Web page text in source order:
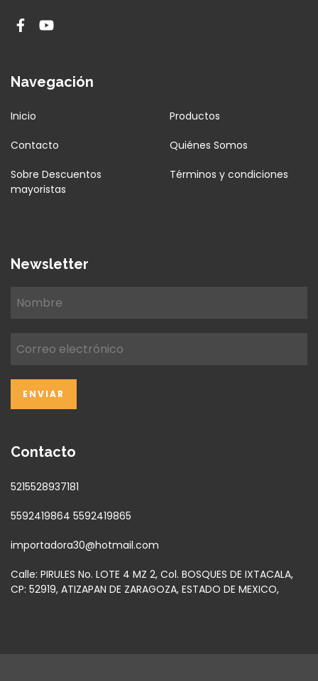
Navegación
Inicio Productos
Contacto Quiénes Somos
Sobre Descuentos
mayoristas
Términos y condiciones
Newsletter
Contacto
5215528937181
5592419864 5592419865
importadora30@hotmail.com
Calle: PIRULES No. LOTE 4 MZ 2, Col. BOSQUES DE IXTACALA,
CP: 52919, ATIZAPAN DE ZARAGOZA, ESTADO DE MEXICO,